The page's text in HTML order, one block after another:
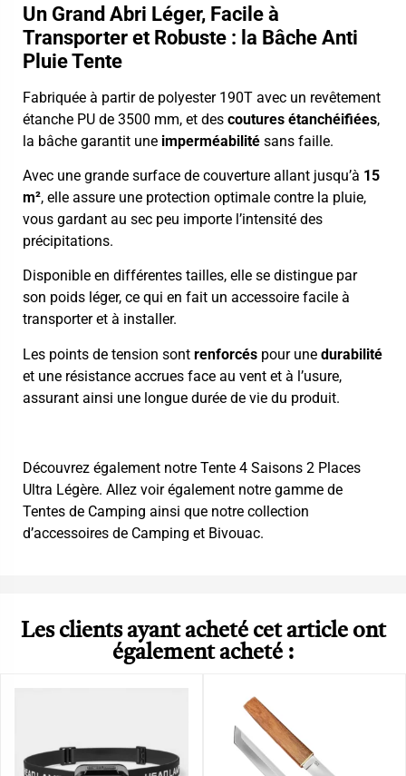
Un Grand Abri Léger, Facile à
Transporter et Robuste : la Bâche Anti
Pluie Tente
Fabriquée à partir de polyester 190T avec un revêtement
étanche PU de 3500 mm, et des coutures étanchéifiées,
la bâche garantit une imperméabilité sans faille.
Avec une grande surface de couverture allant jusqu’à 15
m², elle assure une protection optimale contre la pluie,
vous gardant au sec peu importe l’intensité des
précipitations.
Disponible en différentes tailles, elle se distingue par
son poids léger, ce qui en fait un accessoire facile à
transporter et à installer.
Les points de tension sont renforcés pour une durabilité
et une résistance accrues face au vent et à l’usure,
assurant ainsi une longue durée de vie du produit.
Découvrez également notre Tente 4 Saisons 2 Places
Ultra Légère. Allez voir également notre gamme de
Tentes de Camping ainsi que notre collection
d’accessoires de Camping et Bivouac.
Les clients ayant acheté cet article ont
également acheté :